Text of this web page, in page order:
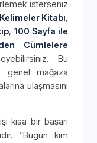
isterseniz
Kitabı,
, 100 Sayfa ile
Cümlelere
Bu
genel mağaza
ulaşmasını
kısa bir başarı
“Bugün kim